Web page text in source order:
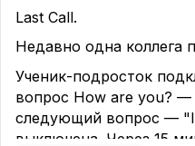
Last Call.
Недавно одна коллега
Ученик-подросток
вопрос How are you?
следующий вопрос —
выключена. Через 15